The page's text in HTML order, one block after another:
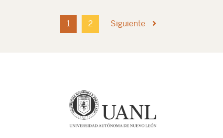
1 2 Siguiente